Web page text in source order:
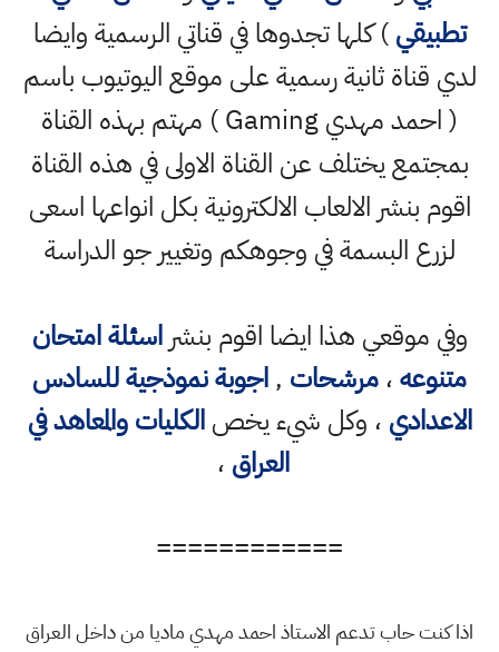
تطبيقي) كلها تجدوها في قناتي الرسمية وايضا
لدي قناة ثانية رسمية على موقع اليوتيوب باسم
( احمد مهدي Gaming ) مهتم بهذه القناة
بمجتمع يختلف عن القناة الاولى في هذه القناة
اقوم بنشر الالعاب الالكترونية بكل انواعها اسعى
لزرع البسمة في وجوهكم وتغيير جو الدراسة
وفي موقعي هذا ايضا اقوم بنشراسئلة امتحان
متنوعه،مرشحات ,اجوبة نموذجية للسادس
الاعدادي ، وكل شيء يخصالكليات والمعاهد في
العراق ،
============
اذا كنت حاب تدعم الاستاذ احمد مهدي ماديا من داخل العراق